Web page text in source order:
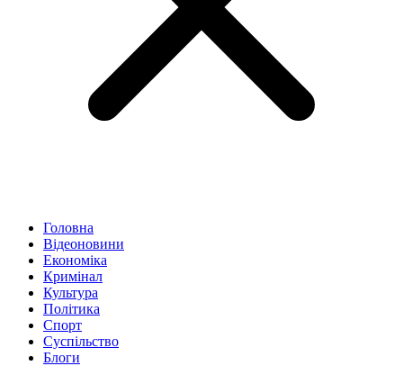
Головна
Відеоновини
Економіка
Кримінал
Культура
Політика
Спорт
Суспільство
Блоги